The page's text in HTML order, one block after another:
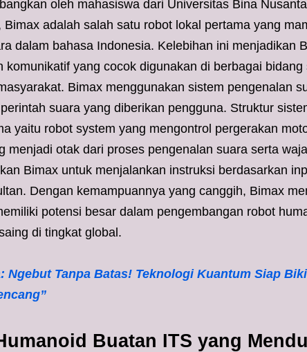
oleh mahasiswa dari Universitas Bina
Bimax adalah salah satu robot lokal pertama yang
dalam bahasa Indonesia. Kelebihan ini menjadikan
komunikatif yang cocok digunakan di berbagai
Bimax menggunakan sistem pengenalan
suara yang diberikan pengguna. Struktur
yaitu robot system yang mengontrol pergerakan
menjadi otak dari proses pengenalan suara serta
Bimax untuk menjalankan instruksi berdasarkan
Dengan kemampuannya yang canggih, Bimax
potensi besar dalam pengembangan robot
di tingkat global.
Ngebut Tanpa Batas! Teknologi Kuantum Siap
Buatan ITS yang